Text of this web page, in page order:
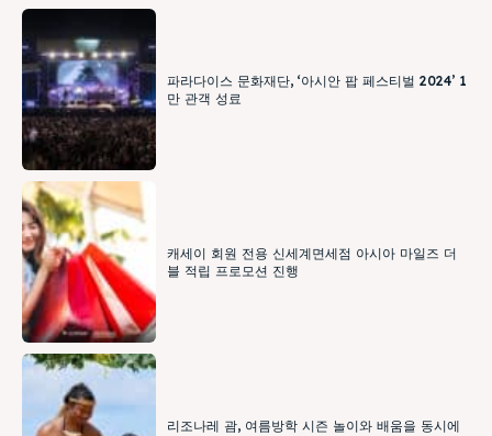
파라다이스 문화재단, ‘아시안 팝 페스티벌 2024’ 1
만 관객 성료
캐세이 회원 전용 신세계면세점 아시아 마일즈 더
블 적립 프로모션 진행
리조나레 괌, 여름방학 시즌 놀이와 배움을 동시에